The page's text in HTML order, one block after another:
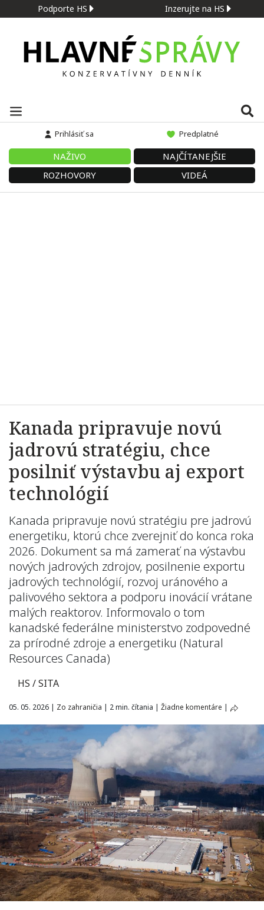
Podporte HS Inzerujte na HS
Prihlásiť sa Predplatné
NAŽIVO
NAJČÍTANEJŠIE
ROZHOVORY
VIDEÁ
Kanada pripravuje novú
jadrovú stratégiu, chce
posilniť výstavbu aj export
technológií
Kanada pripravuje novú stratégiu pre jadrovú
energetiku, ktorú chce zverejniť do konca roka
2026. Dokument sa má zamerať na výstavbu
nových jadrových zdrojov, posilnenie exportu
jadrových technológií, rozvoj uránového a
palivového sektora a podporu inovácií vrátane
malých reaktorov. Informovalo o tom
kanadské federálne ministerstvo zodpovedné
za prírodné zdroje a energetiku (Natural
Resources Canada)
HS / SITA
05. 05. 2026 | Zo zahraničia | 2 min. čítania | Žiadne komentáre |